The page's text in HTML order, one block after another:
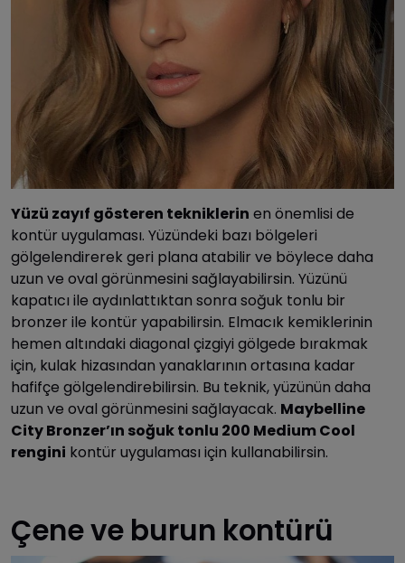
Yüzü zayıf gösteren tekniklerin en önemlisi de
kontür uygulaması. Yüzündeki bazı bölgeleri
gölgelendirerek geri plana atabilir ve böylece daha
uzun ve oval görünmesini sağlayabilirsin. Yüzünü
kapatıcı ile aydınlattıktan sonra soğuk tonlu bir
bronzer ile kontür yapabilirsin. Elmacık kemiklerinin
hemen altındaki diagonal çizgiyi gölgede bırakmak
için, kulak hizasından yanaklarının ortasına kadar
hafifçe gölgelendirebilirsin. Bu teknik, yüzünün daha
uzun ve oval görünmesini sağlayacak. Maybelline
City Bronzer’ın soğuk tonlu 200 Medium Cool
rengini kontür uygulaması için kullanabilirsin.
Çene ve burun kontürü